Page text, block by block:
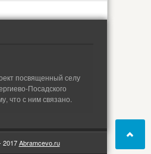
посвященный селу
Посадского
что с ним связано.
2017Abramcevo.ru